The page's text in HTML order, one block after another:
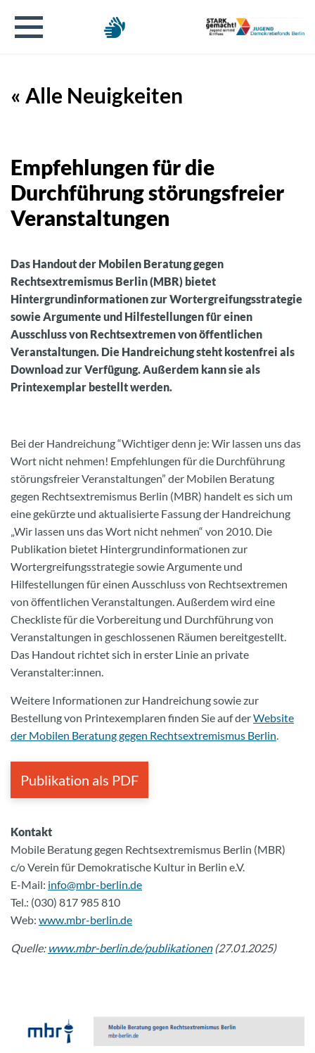
« Alle Neuigkeiten
Empfehlungen für die
Durchführung störungsfreier
Veranstaltungen
Das Handout der Mobilen Beratung gegen
Rechtsextremismus Berlin (MBR) bietet
Hintergrundinformationen zur Wortergreifungsstrategie
sowie Argumente und Hilfestellungen für einen
Ausschluss von Rechtsextremen von öffentlichen
Veranstaltungen. Die Handreichung steht kostenfrei als
Download zur Verfügung. Außerdem kann sie als
Printexemplar bestellt werden.
Bei der Handreichung “Wichtiger denn je: Wir lassen uns das
Wort nicht nehmen! Empfehlungen für die Durchführung
störungsfreier Veranstaltungen” der Mobilen Beratung
gegen Rechtsextremismus Berlin (MBR) handelt es sich um
eine gekürzte und aktualisierte Fassung der Handreichung
„Wir lassen uns das Wort nicht nehmen“ von 2010. Die
Publikation bietet Hintergrundinformationen zur
Wortergreifungsstrategie sowie Argumente und
Hilfestellungen für einen Ausschluss von Rechtsextremen
von öffentlichen Veranstaltungen. Außerdem wird eine
Checkliste für die Vorbereitung und Durchführung von
Veranstaltungen in geschlossenen Räumen bereitgestellt.
Das Handout richtet sich in erster Linie an private
Veranstalter:innen.
Weitere Informationen zur Handreichung sowie zur
Bestellung von Printexemplaren finden Sie auf derWebsite
der Mobilen Beratung gegen Rechtsextremismus Berlin.
Publikation als PDF
Kontakt
Mobile Beratung gegen Rechtsextremismus Berlin (MBR)
c/o Verein für Demokratische Kultur in Berlin e.V.
E-Mail: info@mbr-berlin.de
Tel.: (030) 817 985 810
Web: www.mbr-berlin.de
Quelle: www.mbr-berlin.de/publikationen(27.01.2025)